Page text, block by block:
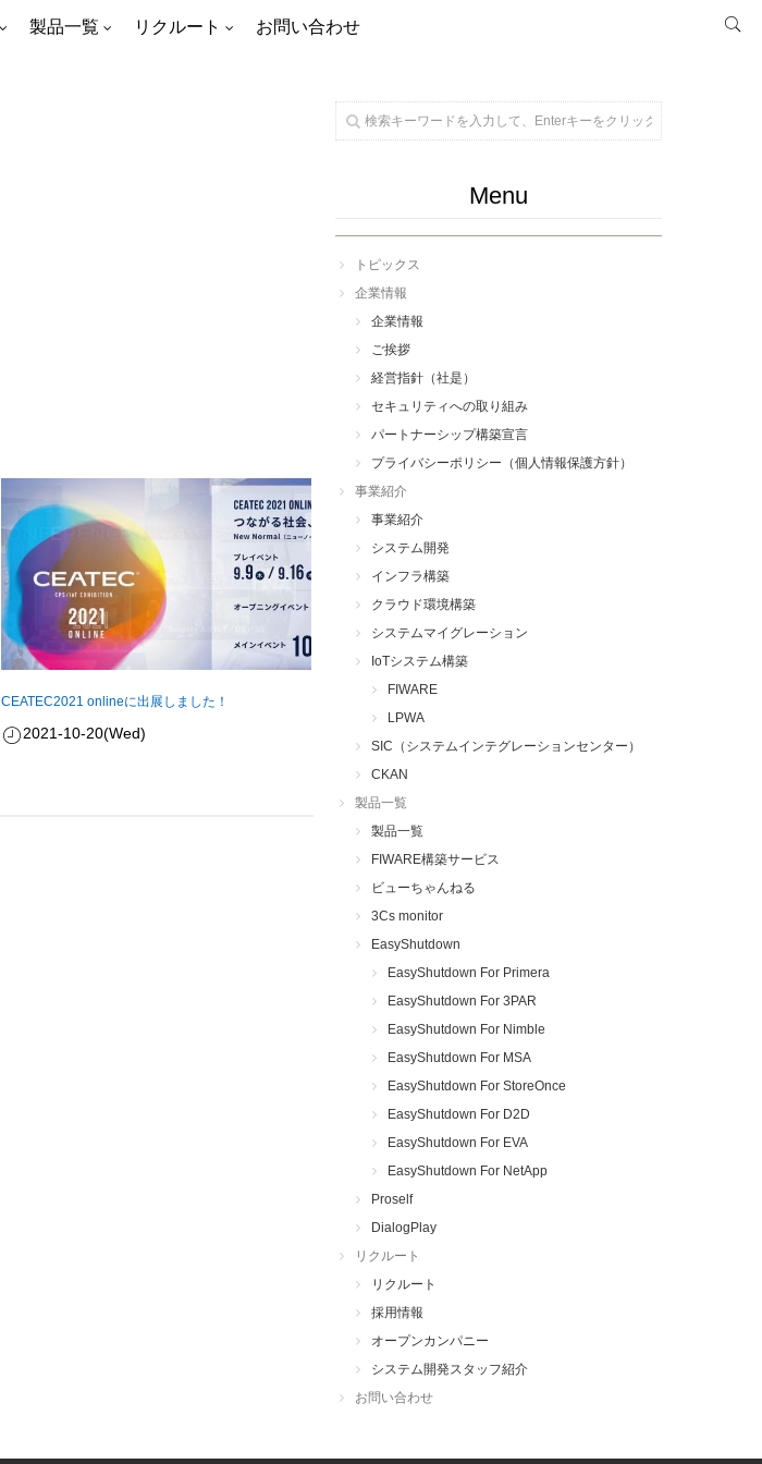
製品一覧 リクルート お問い合わせ
CEATEC2021 onlineに出展しました！
2021-10-20(Wed)
Menu
トピックス
企業情報
企業情報
ご挨拶
経営指針（社是）
セキュリティへの取り組み
パートナーシップ構築宣言
プライバシーポリシー（個人情報保護方針）
事業紹介
事業紹介
システム開発
インフラ構築
クラウド環境構築
システムマイグレーション
IoTシステム構築
FIWARE
LPWA
SIC（システムインテグレーションセンター）
CKAN
製品一覧
製品一覧
FIWARE構築サービス
ビューちゃんねる
3Cs monitor
EasyShutdown
EasyShutdown For Primera
EasyShutdown For 3PAR
EasyShutdown For Nimble
EasyShutdown For MSA
EasyShutdown For StoreOnce
EasyShutdown For D2D
EasyShutdown For EVA
EasyShutdown For NetApp
Proself
DialogPlay
リクルート
リクルート
採用情報
オープンカンパニー
システム開発スタッフ紹介
お問い合わせ